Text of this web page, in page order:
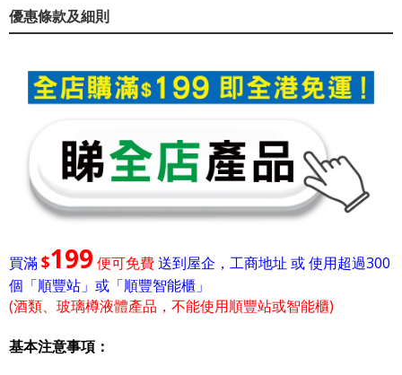
優惠條款及細則
買滿$199 便可免費送到屋企，工商地址 或 使用超過300
個「順豐站」或「順豐智能櫃」
(酒類、玻璃樽液體產品，不能使用順豐站或智能櫃)
基本注意事項：